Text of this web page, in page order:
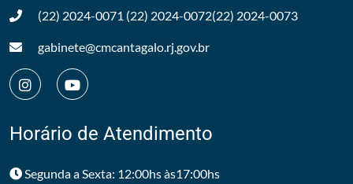
(22) 2024-0071 (22) 2024-0072(22) 2024-0073
gabinete@cmcantagalo.rj.gov.br
Horário de Atendimento
Segunda a Sexta: 12:00hs às17:00hs